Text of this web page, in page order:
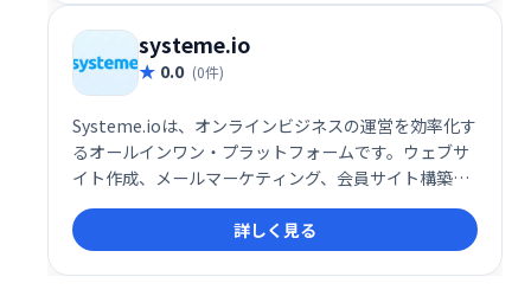
systeme.io
0.0 (0件)
Systeme.ioは、オンラインビジネスの運営を効率化す
るオールインワン・プラットフォームです。ウェブサ
イト作成、メールマーケティング、会員サイト構築、
アフィリエイト機能など、ビジネスに必要なツールが
全て揃っています。30万人以上の起業家が利用し、そ
の信頼性を証明しています。規模や目的に関わらず、
オンラインビジネスの成長を強力にサポートします。
詳しく見る